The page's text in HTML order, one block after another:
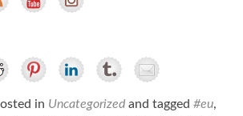
in Uncategorized and tagged #eu,